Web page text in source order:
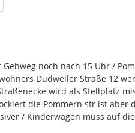
noch nach 15 Uhr /
Dudweiler Straße 12
wird als Stellplatz
die Pommern str ist
/ Kinderwagen muss auf